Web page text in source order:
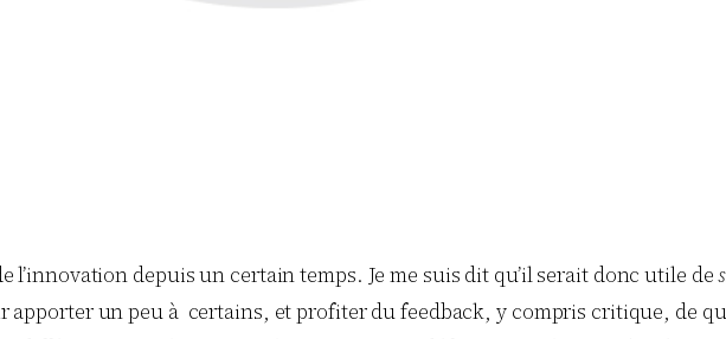
l’innovation depuis un certain temps. Je me suis dit qu’il serait donc utile de
apporter un peu à certains, et profiter du feedback, y compris critique, de